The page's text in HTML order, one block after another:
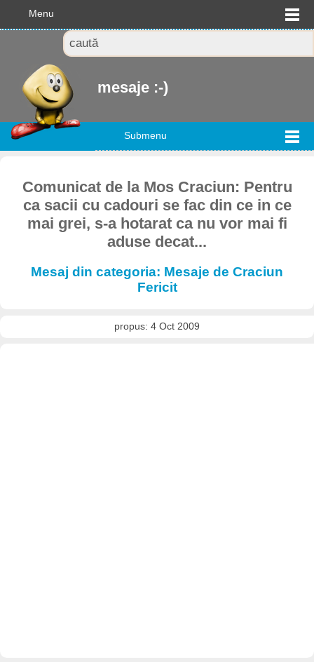
Menu
mesaje :-)
Submenu
Comunicat de la Mos Craciun: Pentru
ca sacii cu cadouri se fac din ce in ce
mai grei, s-a hotarat ca nu vor mai fi
aduse decat...
Mesaj din categoria: Mesaje de Craciun
Fericit
propus: 4 Oct 2009